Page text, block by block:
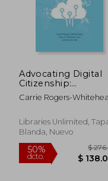
40%
dcto. $
Advocating Digital
Citizenship:
Resources for the
Library and
Carrie Rogers-
Farris-Hill
Libraries Unlimited,
Blanda, Nuevo